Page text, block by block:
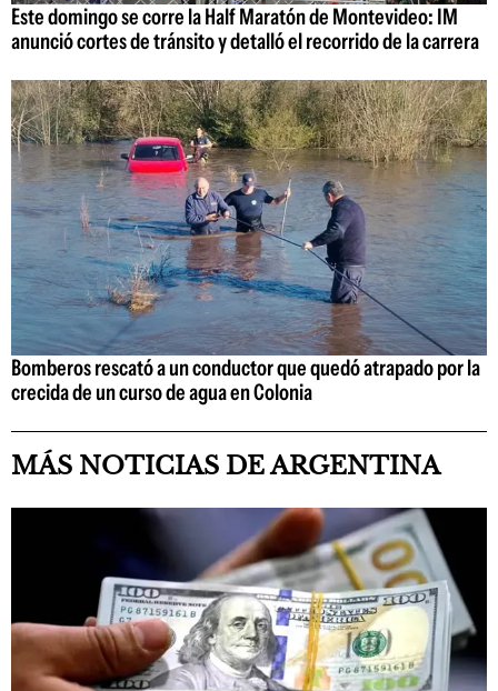
Este domingo se corre la Half Maratón de Montevideo: IM
anunció cortes de tránsito y detalló el recorrido de la carrera
Bomberos rescató a un conductor que quedó atrapado por la
crecida de un curso de agua en Colonia
MÁS NOTICIAS DE ARGENTINA